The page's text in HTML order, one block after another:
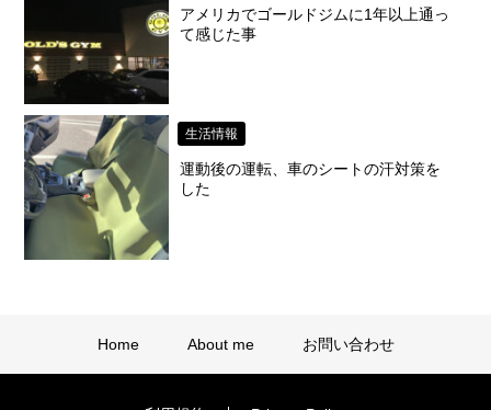
アメリカでゴールドジムに1年以上通っ
て感じた事
生活情報
運動後の運転、車のシートの汗対策を
した
Home About me お問い合わせ